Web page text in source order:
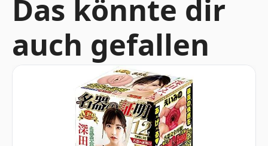
Das könnte dir
auch gefallen